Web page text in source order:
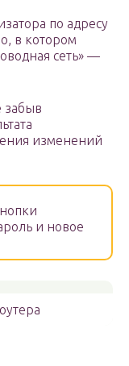
по адресу
в котором
сеть» —
забыв
изменений
и новое